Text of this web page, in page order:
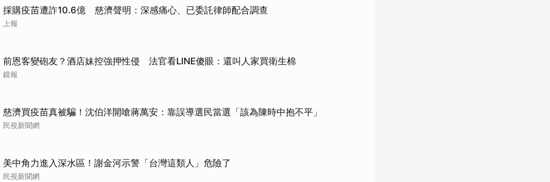
採購疫苗遭詐10.6億 慈濟聲明：深感痛心、已委託律師配合調查
上報
前恩客變砲友？酒店妹控強押性侵 法官看LINE傻眼：還叫人家買衛生棉
鏡報
慈濟買疫苗真被騙！沈伯洋開嗆蔣萬安：靠誤導選民當選「該為陳時中抱不平」
民視新聞網
美中角力進入深水區！謝金河示警「台灣這類人」危險了
民視新聞網